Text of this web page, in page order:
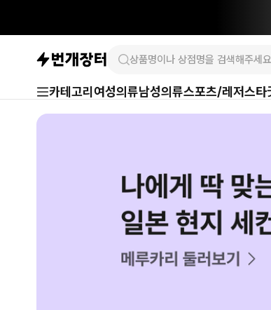
카테고리 여성의류남성의류스포츠/레저스타